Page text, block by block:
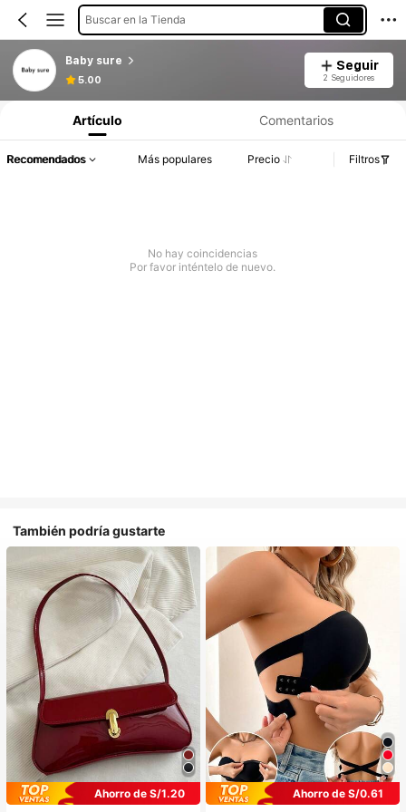
Buscar en la Tienda
Baby sure
5.00
Seguir
2 Seguidores
Artículo Comentarios
Recomendados Más populares Precio Filtros
No hay coincidencias
Por favor inténtelo de nuevo.
También podría gustarte
Ahorro de S/1.20
Ahorro de S/0.61